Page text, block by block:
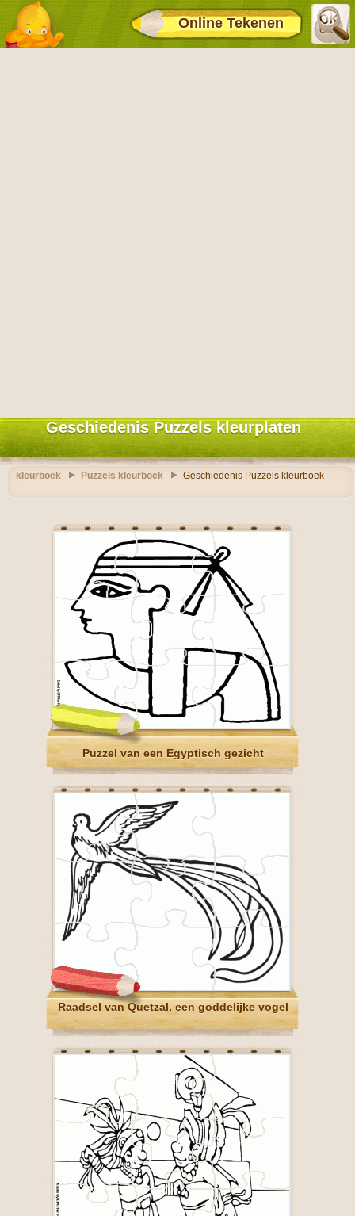
Online Tekenen
Geschiedenis Puzzels kleurplaten
kleurboek Puzzels kleurboek Geschiedenis Puzzels kleurboek
Puzzel van een Egyptisch gezicht
Raadsel van Quetzal, een goddelijke vogel